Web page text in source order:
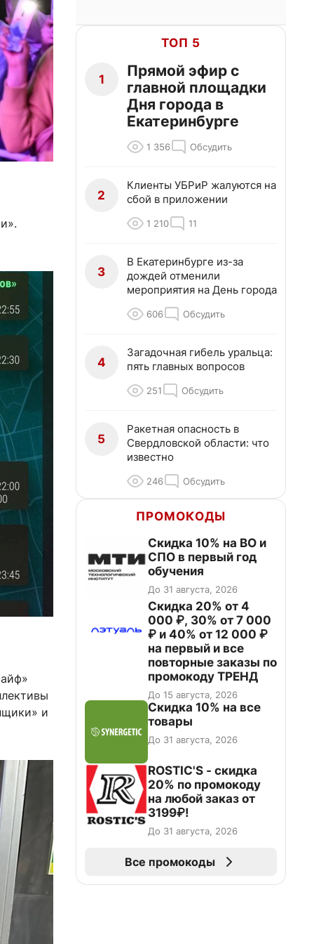
и
ТОП 5
1
Прямой эфир с
главной площадки
Дня города в
Екатеринбурге
1 356 Обсудить
2
Клиенты УБРиР жалуются на
сбой в приложении
1 210 11
3
В Екатеринбурге из-за
дождей отменили
мероприятия на День города
606 Обсудить
4
Загадочная гибель уральца:
пять главных вопросов
251 Обсудить
5
Ракетная опасность в
Свердловской области: что
известно
246 Обсудить
ПРОМОКОДЫ
Скидка 10% на ВО и
СПО в первый год
обучения
До 31 августа, 2026
Скидка 20% от 4
000 ₽, 30% от 7 000
₽ и 40% от 12 000 ₽
на первый и все
повторные заказы по
промокоду ТРЕНД
До 15 августа, 2026
Скидка 10% на все
товары
До 31 августа, 2026
ROSTIC'S - скидка
20% по промокоду
на любой заказ от
3199₽!
До 31 августа, 2026
Все промокоды